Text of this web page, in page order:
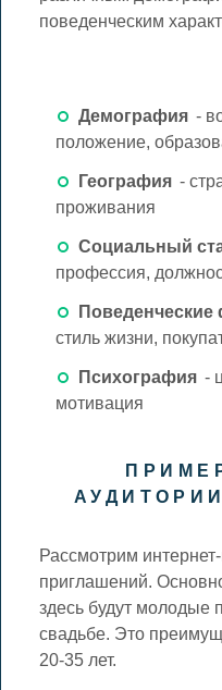
поведенческим
Демография -
положение,
География -
проживания
Социальный
профессия,
стиль жизни,
Психография -
мотивация
Рассмотрим
приглашений.
здесь будут молодые
свадьбе. Это
20-35 лет.